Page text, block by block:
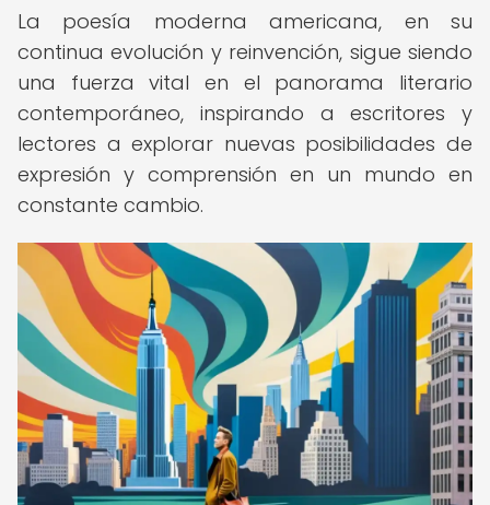
La poesía moderna americana, en su
continua evolución y reinvención, sigue siendo
una fuerza vital en el panorama literario
contemporáneo, inspirando a escritores y
lectores a explorar nuevas posibilidades de
expresión y comprensión en un mundo en
constante cambio.